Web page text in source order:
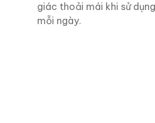
giác thoải mái khi sử
mỗi ngày.